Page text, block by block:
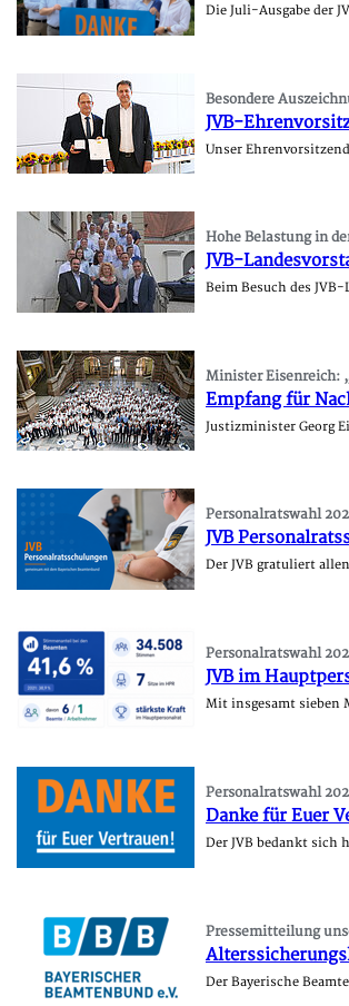
Die Juli-Ausgabe der
Besondere
JVB-
Unser
Hohe Belastung in
JVB-
Beim Besuch des
Minister Eisenreich:
Empfang für
Justizminister Georg
Personalratswahl
JVB
Der JVB gratuliert
Personalratswahl
JVB im
Mit insgesamt sieben
Personalratswahl
Danke für Euer
Der JVB bedankt sich
Pressemitteilung
Der Bayerische